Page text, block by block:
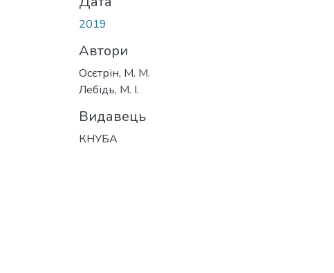
2019
Автори
Осєтрін, М. М.
Лебідь, М. І.
Видавець
КНУБА